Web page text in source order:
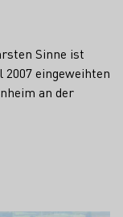
Sinne ist
eingeweihten
an der